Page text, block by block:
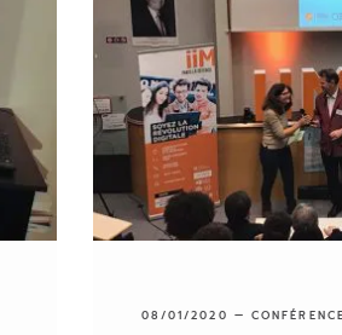
08/01/2020 —